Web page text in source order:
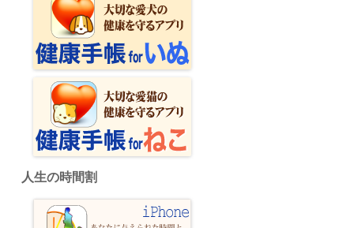
人生の時間割